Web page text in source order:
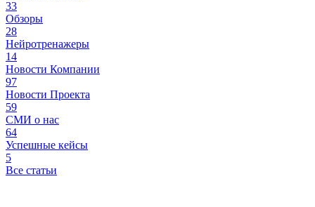
33
Обзоры
28
Нейротренажеры
14
Новости Компании
97
Новости Проекта
59
СМИ о нас
64
Успешные кейсы
5
Все статьи